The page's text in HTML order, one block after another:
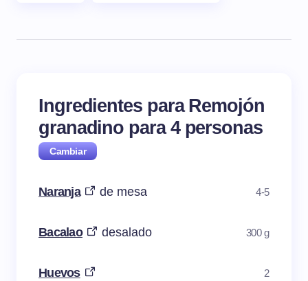
Ingredientes para Remojón
granadino para4 personas
Naranja de mesa 4-5
Bacalao desalado 300 g
Huevos 2